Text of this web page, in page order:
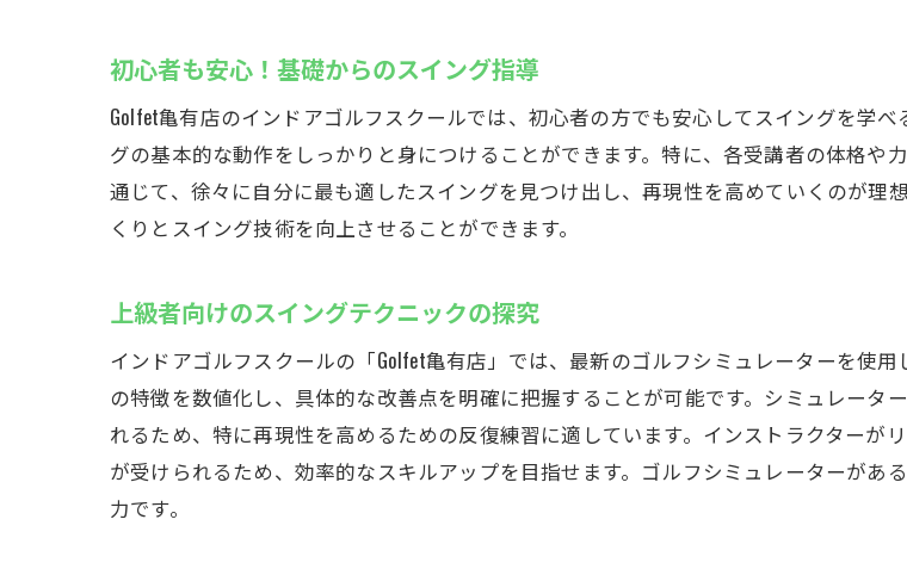
必要なゴルフ用品はすべてレンタル可能
手ぶらで通える気軽さを実現
忙しい日常でも練習を継続する方法
通勤帰りに便利な立地とサービス
ゴルフ用品の購入を考慮しないメリット
雨の日も安心！快適なインドアゴルフスクー
天候に左右されないインドアの魅力
快適な環境での集中練習の重要性
雨の日もゴルフを楽しむ方法
インドアゴルフの設備をフル活用
初心者も安心！基礎からのスイング指導
Golfet亀有店のインドアゴルフスクールでは、初心者の方でも安心してスイングを学
グの基本的な動作をしっかりと身につけることができます。特に、各受講者の体格や
通じて、徐々に自分に最も適したスイングを見つけ出し、再現性を高めていくのが理
くりとスイング技術を向上させることができます。
上級者向けのスイングテクニックの探究
インドアゴルフスクールの「Golfet亀有店」では、最新のゴルフシミュレーターを使
の特徴を数値化し、具体的な改善点を明確に把握することが可能です。シミュレータ
れるため、特に再現性を高めるための反復練習に適しています。インストラクターが
が受けられるため、効率的なスキルアップを目指せます。ゴルフシミュレーターがあ
力です。